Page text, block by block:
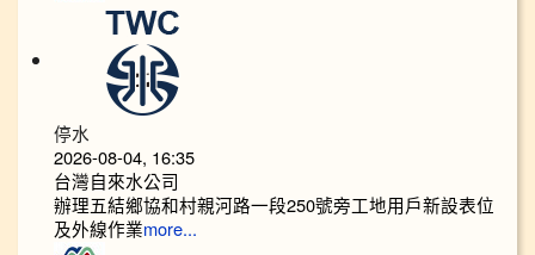
停水
2026-08-04, 16:35
台灣自來水公司
辦理五結鄉協和村親河路一段250號旁工地用戶新設表位
及外線作業more...